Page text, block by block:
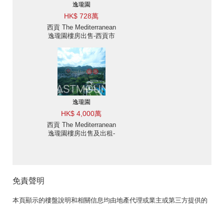
逸瓏園
HK$ 728萬
西貢 The Mediterranean
逸瓏園樓房出售-西貢市
逸瓏園
HK$ 4,000萬
西貢 The Mediterranean
逸瓏園樓房出售及出租-
免責聲明
本頁顯示的樓盤說明和相關信息均由地產代理或業主或第三方提供的